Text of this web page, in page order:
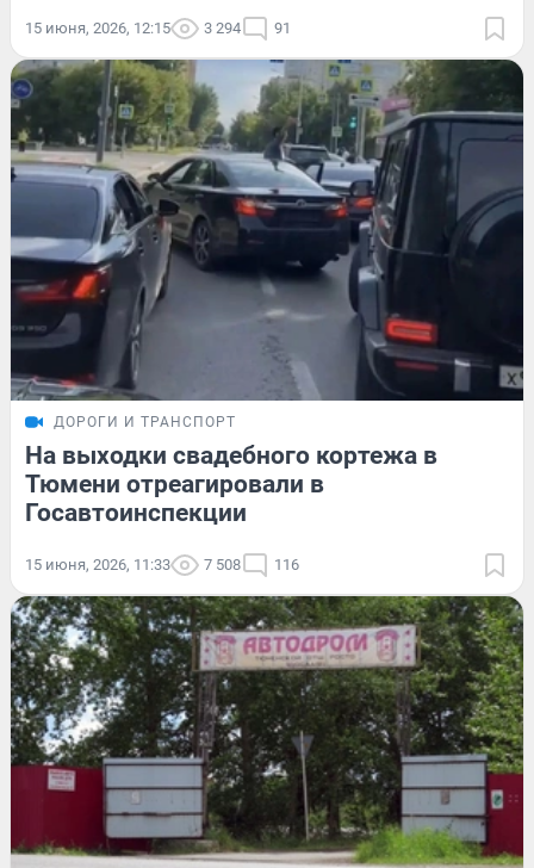
15 июня, 2026, 12:15 3 294 91
ДОРОГИ И ТРАНСПОРТ
На выходки свадебного кортежа в
Тюмени отреагировали в
Госавтоинспекции
15 июня, 2026, 11:33 7 508 116